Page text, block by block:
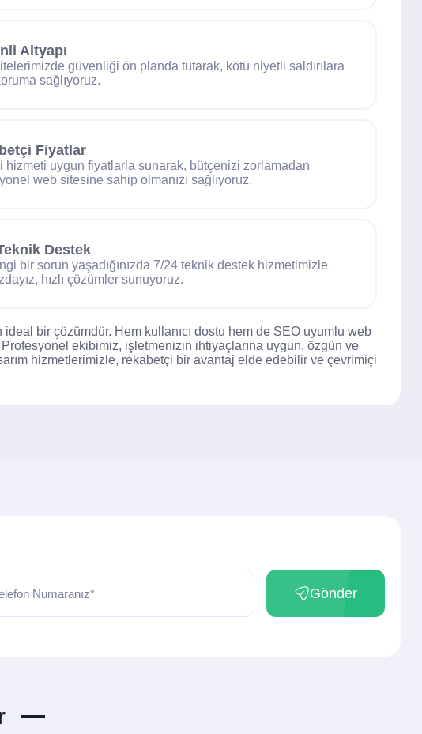
Altyapı
güvenliği ön planda tutarak, kötü niyetli saldırılara
sağlıyoruz.
Fiyatlar
hizmeti uygun fiyatlarla sunarak, bütçenizi zorlamadan
web sitesine sahip olmanızı sağlıyoruz.
Destek
bir sorun yaşadığınızda 7/24 teknik destek hizmetimizle
hızlı çözümler sunuyoruz.
bir çözümdür. Hem kullanıcı dostu hem de SEO uyumlu web
ekibimiz, işletmenizin ihtiyaçlarına uygun, özgün ve
hizmetlerimizle, rekabetçi bir avantaj elde edebilir ve çevrimiçi
Numaranız* Gönder